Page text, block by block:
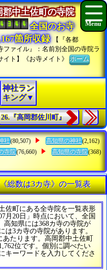
郡中土佐町の寺院
全国のお寺
箇所収録
【『各都
ファイル』：名前別全国の寺院ラ
イト】《お寺メイト》ホーム
神社ラン
キング▼
26.『高岡郡佐川町』
社(80,507) 高知県の神社(2,162)
寺院(76,660) 高知県の寺院(368)
総数は3カ寺》の一覧表
佐町にある全寺院を一覧表形
月20日」時点において、全国
高知県には368カ寺の寺院が
は3カ寺の寺院があります。
たります。高岡郡中土佐町
位です。個別に調べたい
キーワードを入力してくださ